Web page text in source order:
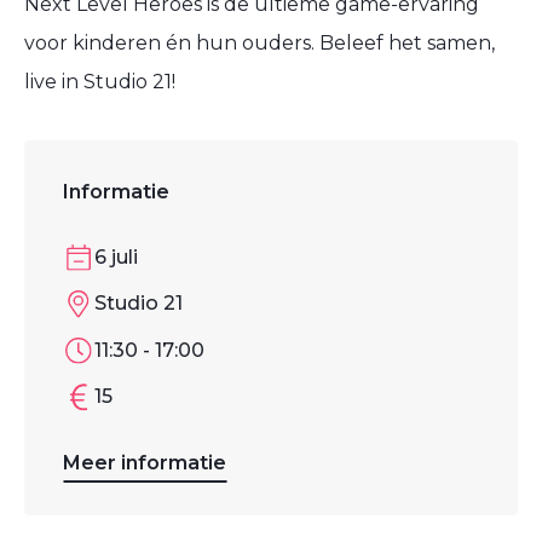
voor kinderen én hun ouders. Beleef het samen,
live in Studio 21!
Informatie
6 juli
Studio 21
11:30 - 17:00
15
Meer informatie